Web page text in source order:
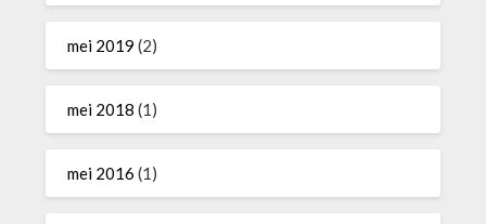
mei 2019 (2)
mei 2018 (1)
mei 2016 (1)